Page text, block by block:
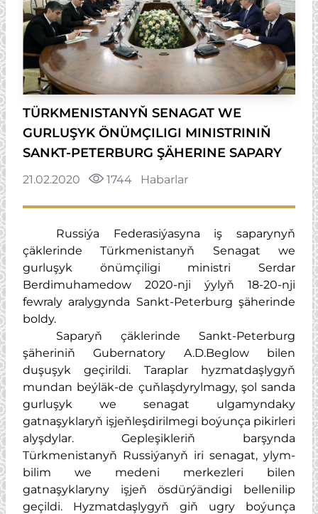
TÜRKMENISTANYŇ SENAGAT WE
GURLUŞYK ÖNÜMÇILIGI MINISTRINIŇ
SANKT-PETERBURG ŞÄHERINE SAPARY
21.02.2020 1744 Habarlar
Russiýa Federasiýasyna iş saparynyň
çäklerinde Türkmenistanyň Senagat we
gurluşyk önümçiligi ministri Serdar
Berdimuhamedow 2020-nji ýylyň 18-20-nji
fewraly aralygynda Sankt-Peterburg şäherinde
boldy.
Saparyň çäklerinde Sankt-Peterburg
şäheriniň Gubernatory A.D.Beglow bilen
duşuşyk geçirildi. Taraplar hyzmatdaşlygyň
mundan beýläk-de çuňlaşdyrylmagy, şol sanda
gurluşyk we senagat ulgamyndaky
gatnaşyklaryň işjeňleşdirilmegi boýunça pikirleri
alyşdylar. Gepleşikleriň barşynda
Türkmenistanyň Russiýanyň iri senagat, ylym-
bilim we medeni merkezleri bilen
gatnaşyklaryny işjeň ösdürýändigi bellenilip
geçildi. Hyzmatdaşlygyň giň ugry boýunça